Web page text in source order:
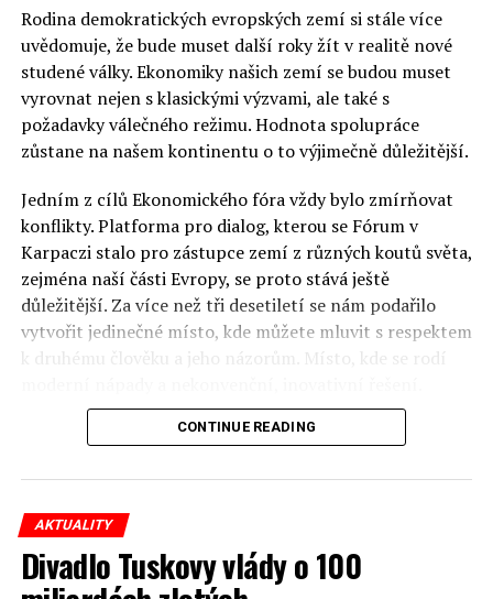
Rodina demokratických evropských zemí si stále více
uvědomuje, že bude muset další roky žít v realitě nové
studené války. Ekonomiky našich zemí se budou muset
vyrovnat nejen s klasickými výzvami, ale také s
požadavky válečného režimu. Hodnota spolupráce
zůstane na našem kontinentu o to výjimečně důležitější.
Jedním z cílů Ekonomického fóra vždy bylo zmírňovat
konflikty. Platforma pro dialog, kterou se Fórum v
Karpaczi stalo pro zástupce zemí z různých koutů světa,
zejména naší části Evropy, se proto stává ještě
důležitější. Za více než tři desetiletí se nám podařilo
vytvořit jedinečné místo, kde můžete mluvit s respektem
k druhému člověku a jeho názorům. Místo, kde se rodí
Polsko musí mít instituce, jejichž horizont činnosti je
politický tým. Pouze to vám dává šanci skutečně řešit
problémy. Hosty Fóra jsou prezidenti, předsedové vlád,
ministři, politici a představitelé samosprávy, prezidenti
korporací, lidé z kultury, renomovaní vědci, novináři a
zástupci nevládních organizací.
CONTINUE READING
AKTUALITY
Divadlo Tuskovy vlády o 100